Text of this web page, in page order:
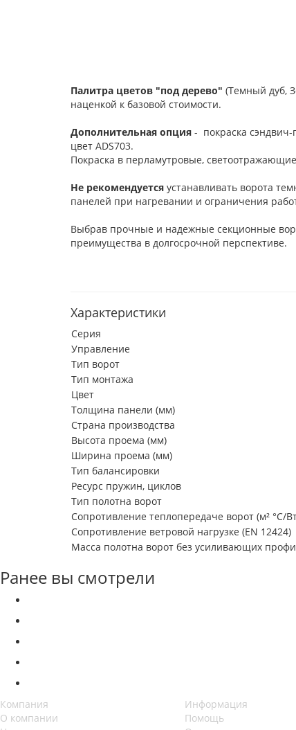
Палитра цветов "под дерево" (Темный дуб,
наценкой к базовой стоимости.
Дополнительная опция - покраска сэндвич-
цвет ADS703.
Покраска в перламутровые,
Не рекомендуется устанавливать ворота
панелей при нагревании и ограничения
Выбрав прочные и надежные секционные
преимущества в долгосрочной перспективе.
Характеристики
Серия
Управление
Тип ворот
Тип монтажа
Цвет
Толщина панели (мм)
Страна производства
Высота проема (мм)
Ширина проема (мм)
Тип балансировки
Ресурс пружин, циклов
Тип полотна ворот
Сопротивление теплопередаче ворот (м² °С/
Сопротивление ветровой нагрузке (EN 12424)
Масса полотна ворот без усиливающих
Ранее вы смотрели
Компания
О компании
Информация
Помощь